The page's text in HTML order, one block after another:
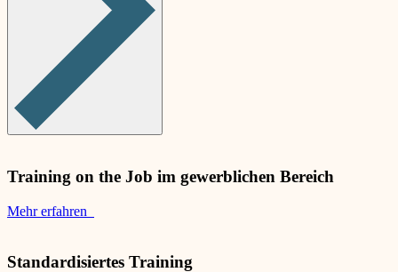
Training on the Job im gewerblichen Bereich
Mehr erfahren
Standardisiertes Training